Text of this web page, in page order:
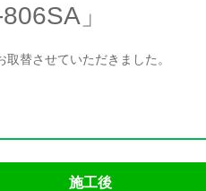
」
替させていただきました。
施工後